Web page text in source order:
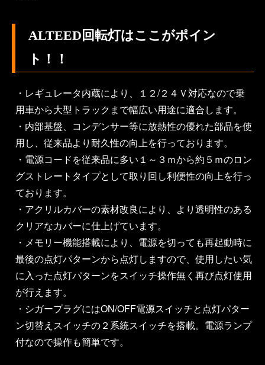
ALTEED回転灯はここがポイン
ト！！
・レギュレータ内蔵により、１２/２４Ｖ対応なので乗
用車から大型トラックまで幅広い用途に適合します。
・内部基盤、コンデンサー等に放熱性の優れた部品を使
用し、従来品より耐久性の向上を行っております。
・電源コードを従来品に多い１～３ｍから約５ｍのロン
グストレートタイプとして取り回し利便性の向上を行っ
ております。
・アクリルカバーの素材改良により、より透明性のある
クリアなカバーに仕上げています。
・メモリー機能搭載により、電源を切っても再起動時に
最後の点灯パターンから点灯しますので、使用したい気
に入った点灯パターンをスイッチ操作無く再び点灯使用
が行えます。
・シガープラグにはON/OFF電源スイッチと点灯パター
ン切替えスイッチの２系統スイッチを搭載。電源ランプ
付なので操作も簡単です。